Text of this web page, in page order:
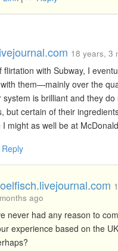
18 years, 3
flirtation with Subway, I
them—mainly over the
system is brilliant and they do
but certain of their
I might as well be at
Reply
ago
never had any reason to
experience based on the